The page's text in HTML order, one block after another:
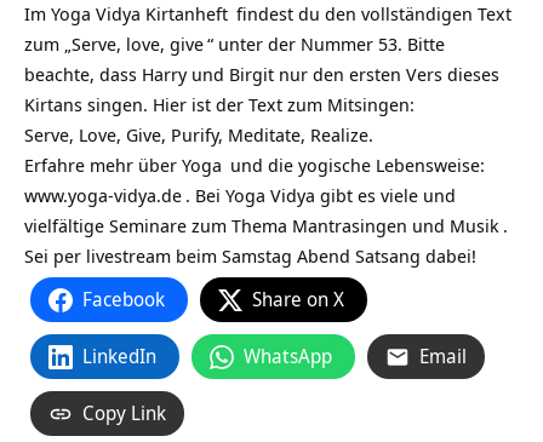
Im Yoga Vidya Kirtanheft findest du den vollständigen Text
zum „Serve, love, give“ unter der Nummer 53. Bitte
beachte, dass Harry und Birgit nur den ersten Vers dieses
Kirtans singen. Hier ist der Text zum Mitsingen:
Serve, Love, Give, Purify, Meditate, Realize.
Erfahre mehr über Yoga und die yogische Lebensweise:
www.yoga-vidya.de . Bei Yoga Vidya gibt es viele und
vielfältige Seminare zum Thema Mantrasingen und Musik .
Sei per livestream beim Samstag Abend Satsang dabei!
Facebook Share on X
LinkedIn WhatsApp Email
Copy Link